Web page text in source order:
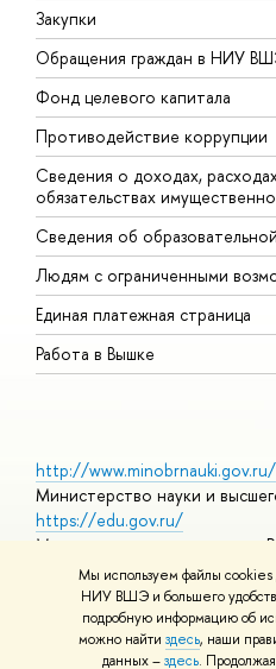
Мы используем файлы cookies
НИУ ВШЭ и большего
подробную информацию об
можно найти здесь, наши
данных –здесь.
Закупки
Обращения граждан в НИУ
Фонд целевого капитала
Противодействие коррупции
Сведения о доходах,
обязательствах
Сведения об
Людям с ограниченными
Единая платежная страница
Работа в Вышке
http://www.minobrnauki.gov.ru/
Министерство науки и
https://edu.gov.ru/
Министерство просвещения
https://elearning.hse.ru/mooc
Массовые открытые онлайн-